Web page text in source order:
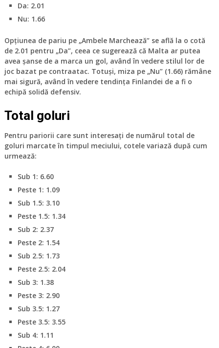
Da: 2.01
Nu: 1.66
Opțiunea de pariu pe „Ambele Marchează” se află la o cotă
de 2.01 pentru „Da”, ceea ce sugerează că Malta ar putea
avea șanse de a marca un gol, având în vedere stilul lor de
joc bazat pe contraatac. Totuși, miza pe „Nu” (1.66) rămâne
mai sigură, având în vedere tendința Finlandei de a fi o
echipă solidă defensiv.
Total goluri
Pentru pariorii care sunt interesați de numărul total de
goluri marcate în timpul meciului, cotele variază după cum
urmează:
Sub 1: 6.60
Peste 1: 1.09
Sub 1.5: 3.10
Peste 1.5: 1.34
Sub 2: 2.37
Peste 2: 1.54
Sub 2.5: 1.73
Peste 2.5: 2.04
Sub 3: 1.38
Peste 3: 2.90
Sub 3.5: 1.27
Peste 3.5: 3.55
Sub 4: 1.11